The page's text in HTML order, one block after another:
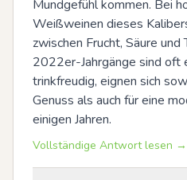
Mundgefühl kommen. Bei
Weißweinen dieses
zwischen Frucht, Säure
2022er-Jahrgänge sind oft
trinkfreudig, eignen sich
Genuss als auch für eine
einigen Jahren.
Vollständige Antwort lesen →